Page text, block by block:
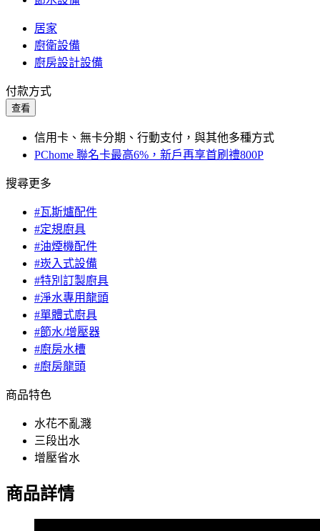
居家
廚衛設備
廚房設計設備
付款方式
查看
信用卡、無卡分期、行動支付，與其他多種方式
PChome 聯名卡最高6%，新戶再享首刷禮800P
搜尋更多
#瓦斯爐配件
#定規廚具
#油煙機配件
#崁入式設備
#特別訂製廚具
#淨水專用龍頭
#單體式廚具
#節水/增壓器
#廚房水槽
#廚房龍頭
商品特色
水花不亂濺
三段出水
增壓省水
商品詳情